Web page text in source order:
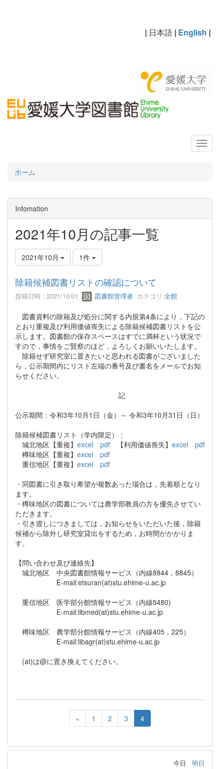
| 日本語 | English |
ホーム
Infomation
2021年10月の記事一覧
2021年10月 1件
除籍候補図書リストの確認について
投稿日時 : 2021/10/01 図書館管理者 カテゴリ:全館
図書資料の除籍及び処分に関する内規第4条により，下記の
とおり重複及び利用価値喪失による除籍候補図書リストを公
示します。図書館の保存スペースはすでに満杯という状況で
すので，事情をご賢察のほど，よろしくお願いいたします。
除籍せず研究室に置きたいと思われる図書がございました
ら，公示期間内にリスト左端の番号及び書名をメールでお知
らせください。
記
公示期間：令和3年10月1日（金）～ 令和3年10月31日（日）
除籍候補図書リスト（学内限定）：
城北地区【重複】 excel pdf 【利用価値喪失】 excel
pdf
樽味地区【重複】 excel
pdf
重信地区【重複】 excel
pdf
・同図書に引き取り希望が複数あった場合は，先着順となり
ます。
・樽味地区の図書については農学部教員の方を優先させてい
ただきます。
・引き渡しにつきましては，お知らせをいただいた後，除籍
候補から除外し研究室貸出をするため，お時間がかかりま
す。
【問い合わせ及び連絡先】
城北地区 中央図書館情報サービス（内線8844，8845）
E-mail:etsuran(at)stu.ehime-u.ac.jp
重信地区 医学部分館情報サービス（内線5480)
E-mail:libmed(at)stu.ehime-u.ac.jp
樽味地区 農学部分館情報サービス（内線405，225）
E-mail:libagr(at)stu.ehime-u.ac.jp
(at)は@に置き換えてください。
« 1 2 3 4
今日 明日